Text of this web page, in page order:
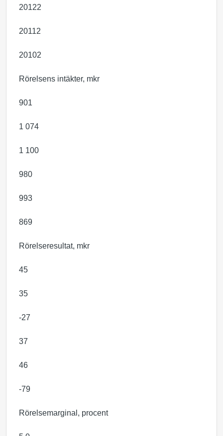
20122
20112
20102
Rörelsens intäkter, mkr
901
1 074
1 100
980
993
869
Rörelseresultat, mkr
45
35
-27
37
46
-79
Rörelsemarginal, procent